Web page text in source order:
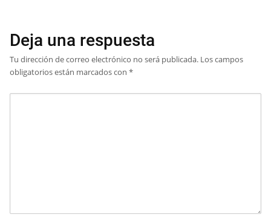
Deja una respuesta
Tu dirección de correo electrónico no será publicada. Los campos
obligatorios están marcados con *